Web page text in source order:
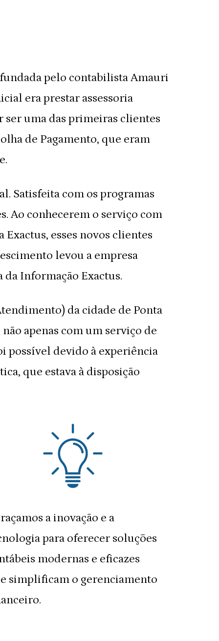
pelo contabilista Amauri
era prestar assessoria
ser uma das primeiras clientes
de Pagamento, que eram
Satisfeita com os programas
Ao conhecerem o serviço com
esses novos clientes
levou a empresa
Informação Exactus.
da cidade de Ponta
apenas com um serviço de
possível devido à experiência
que estava à disposição
a inovação e a
para oferecer soluções
modernas e eficazes
simplificam o gerenciamento